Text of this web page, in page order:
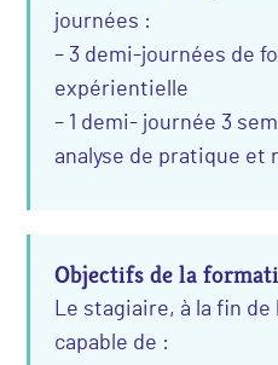
journées :
– 3 demi-journées de
expérientielle
– 1 demi- journée 3
analyse de pratique et
Objectifs de la
Le stagiaire, à la fin
capable de :